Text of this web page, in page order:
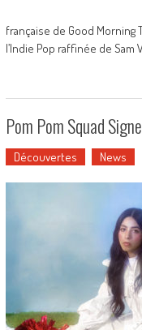
française de Good Morning
l’Indie Pop raffinée de Sam
Pom Pom Squad
Découvertes News